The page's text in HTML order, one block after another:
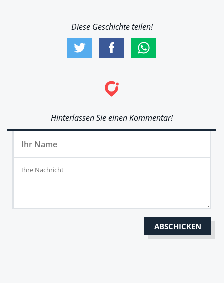
Diese Geschichte teilen!
Hinterlassen Sie einen Kommentar!